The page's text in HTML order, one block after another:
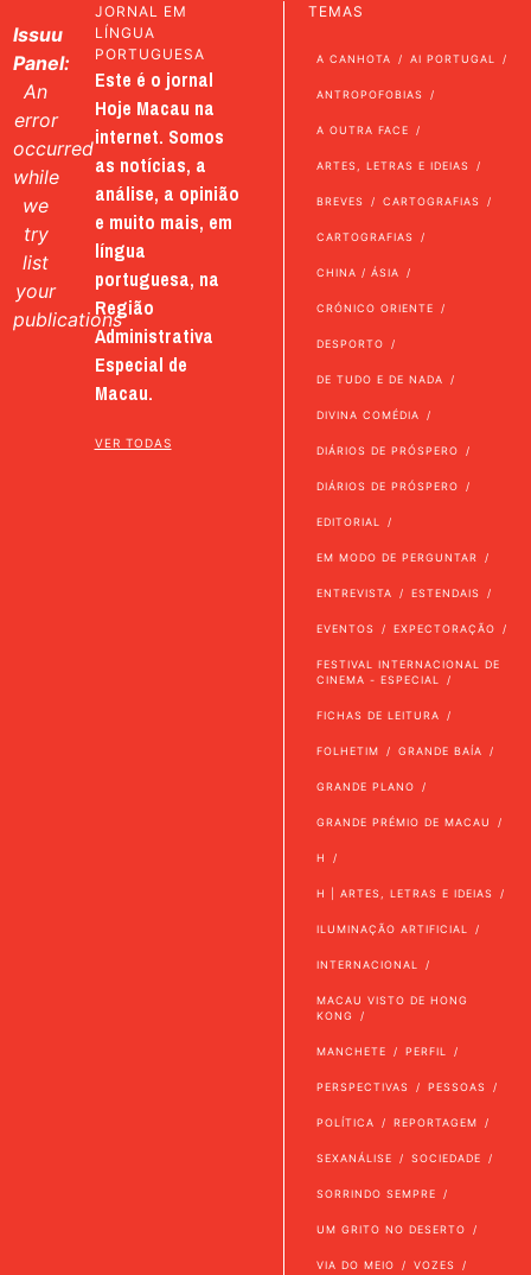
Issuu
Panel:
An
error
occurred
while
we
try
list
your
publications
JORNAL EM
LÍNGUA
PORTUGUESA
Este é o jornal
Hoje Macau na
internet. Somos
as notícias, a
análise, a opinião
e muito mais, em
língua
portuguesa, na
Região
Administrativa
Especial de
Macau.
VER TODAS
TEMAS
A CANHOTA AI PORTUGAL
ANTROPOFOBIAS
A OUTRA FACE
ARTES, LETRAS E IDEIAS
BREVES CARTOGRAFIAS
CARTOGRAFIAS
CHINA / ÁSIA
CRÓNICO ORIENTE
DESPORTO
DE TUDO E DE NADA
DIVINA COMÉDIA
DIÁRIOS DE PRÓSPERO
DIÁRIOS DE PRÓSPERO
EDITORIAL
EM MODO DE PERGUNTAR
ENTREVISTA ESTENDAIS
EVENTOS EXPECTORAÇÃO
FESTIVAL INTERNACIONAL DE
CINEMA - ESPECIAL
FICHAS DE LEITURA
FOLHETIM GRANDE BAÍA
GRANDE PLANO
GRANDE PRÉMIO DE MACAU
H
H | ARTES, LETRAS E IDEIAS
ILUMINAÇÃO ARTIFICIAL
INTERNACIONAL
MACAU VISTO DE HONG
KONG
MANCHETE PERFIL
PERSPECTIVAS PESSOAS
POLÍTICA REPORTAGEM
SEXANÁLISE SOCIEDADE
SORRINDO SEMPRE
UM GRITO NO DESERTO
VIA DO MEIO VOZES